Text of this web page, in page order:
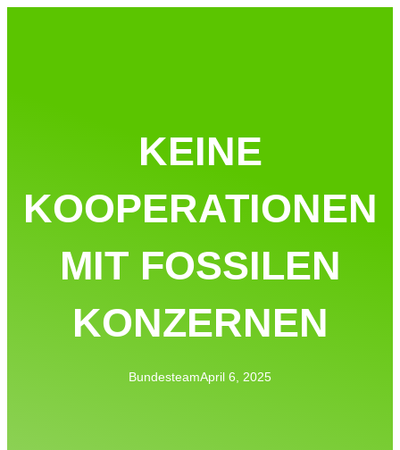
KEINE
KOOPERATIONEN
MIT FOSSILEN
KONZERNEN
BundesteamApril 6, 2025